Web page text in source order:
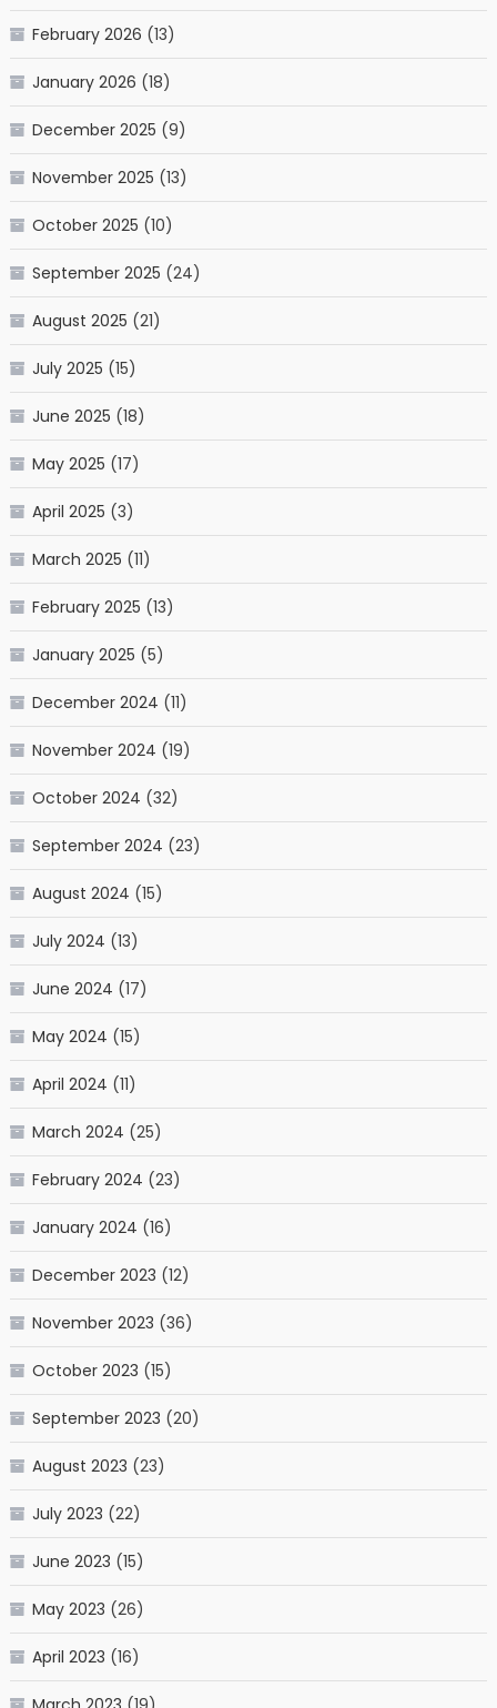
February 2026 (13)
January 2026 (18)
December 2025 (9)
November 2025 (13)
October 2025 (10)
September 2025 (24)
August 2025 (21)
July 2025 (15)
June 2025 (18)
May 2025 (17)
April 2025 (3)
March 2025 (11)
February 2025 (13)
January 2025 (5)
December 2024 (11)
November 2024 (19)
October 2024 (32)
September 2024 (23)
August 2024 (15)
July 2024 (13)
June 2024 (17)
May 2024 (15)
April 2024 (11)
March 2024 (25)
February 2024 (23)
January 2024 (16)
December 2023 (12)
November 2023 (36)
October 2023 (15)
September 2023 (20)
August 2023 (23)
July 2023 (22)
June 2023 (15)
May 2023 (26)
April 2023 (16)